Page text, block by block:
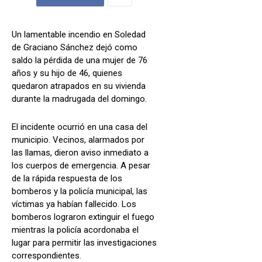
Un lamentable incendio en Soledad
de Graciano Sánchez dejó como
saldo la pérdida de una mujer de 76
años y su hijo de 46, quienes
quedaron atrapados en su vivienda
durante la madrugada del domingo.
El incidente ocurrió en una casa del
municipio. Vecinos, alarmados por
las llamas, dieron aviso inmediato a
los cuerpos de emergencia. A pesar
de la rápida respuesta de los
bomberos y la policía municipal, las
víctimas ya habían fallecido. Los
bomberos lograron extinguir el fuego
mientras la policía acordonaba el
lugar para permitir las investigaciones
correspondientes.